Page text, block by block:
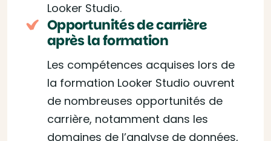
Looker Studio.
Opportunités de carrière
après la formation
Les compétences acquises lors de
la formation Looker Studio ouvrent
de nombreuses opportunités de
carrière, notamment dans les
domaines de l’analyse de données,